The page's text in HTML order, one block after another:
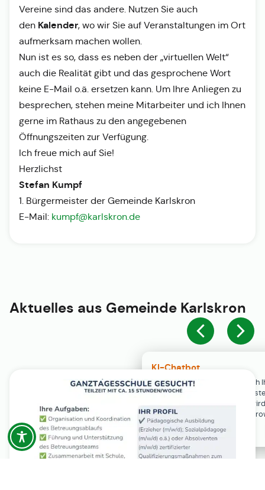
KI-Chatbot
Der KI-Chatbot steht erst nach
Einwilligung in den Cookie-
Verfügung. Der Chat-Verlauf
ausschließlich lokal in Ihrem
gespeichert.
Vereine sind das andere. Nutzen Sie auch
den Kalender, wo wir Sie auf Veranstaltungen im Ort
aufmerksam machen wollen.
Nun ist es so, dass es neben der „virtuellen Welt“
auch die Realität gibt und das gesprochene Wort
keine E-Mail o.ä. ersetzen kann. Um Ihre Anliegen zu
besprechen, stehen meine Mitarbeiter und ich Ihnen
gerne im Rathaus zu den angegebenen
Öffnungszeiten zur Verfügung.
Ich freue mich auf Sie!
Herzlichst
Stefan Kumpf
1. Bürgermeister der Gemeinde Karlskron
E-Mail: kumpf@karlskron.de
Aktuelles aus Gemeinde Karlskron